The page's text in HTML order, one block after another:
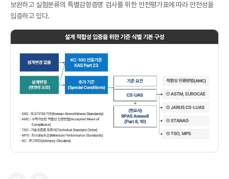
국
보완하고 실험분류의 특별감항증명 검사를 위한 안전평가표에 따라 안전성을
입증하고 있다.